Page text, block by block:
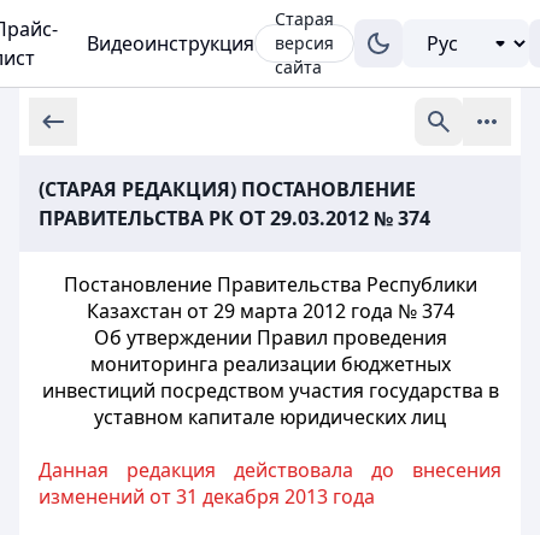
Видеоинструкция
Старая
версия
сайта
(СТАРАЯ РЕДАКЦИЯ) ПОСТАНОВЛЕНИЕ
ПРАВИТЕЛЬСТВА РК ОТ 29.03.2012 № 374
Постановление Правительства Республики
Казахстан от 29 марта 2012 года № 374
Об утверждении Правил проведения
мониторинга реализации бюджетных
инвестиций посредством участия государства в
уставном капитале юридических лиц
Данная редакция действовала до внесения
изменений от 31 декабря 2013 года